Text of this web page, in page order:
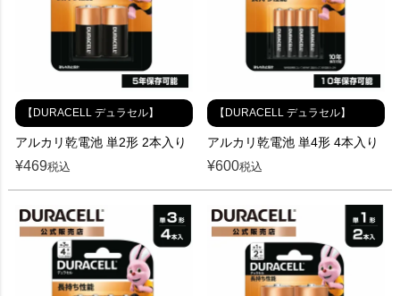
【DURACELL デュラセル】
アルカリ乾電池 単2形 2本入り
¥469税込
【DURACELL デュラセル】
アルカリ乾電池 単4形 4本入り
¥600税込